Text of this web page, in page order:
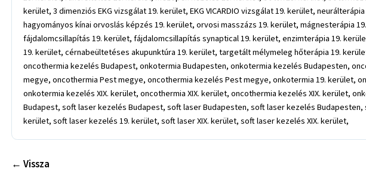
kerület, 3 dimenziós EKG vizsgálat 19. kerület, EKG VICARDIO vizsgálat 19. kerület,
hagyományos kínai orvoslás képzés 19. kerület, orvosi masszázs 19. kerület, mágnesterápia
fájdalomcsillapítás 19. kerület, fájdalomcsillapítás synaptical 19. kerület, enzimterápia 19.
19. kerület, cérnabeültetéses akupunktúra 19. kerület, targetált mélymeleg hőterápia 19.
oncothermia kezelés Budapest, onkotermia Budapesten, onkotermia kezelés Budapesten,
megye, oncothermia Pest megye, oncothermia kezelés Pest megye, onkotermia 19. kerület,
onkotermia kezelés XIX. kerület, oncothermia XIX. kerület, oncothermia kezelés XIX.
Budapest, soft laser kezelés Budapest, soft laser Budapesten, soft laser kezelés
kerület, soft laser kezelés 19. kerület, soft laser XIX. kerület, soft laser kezelés XIX. kerület,
← Vissza